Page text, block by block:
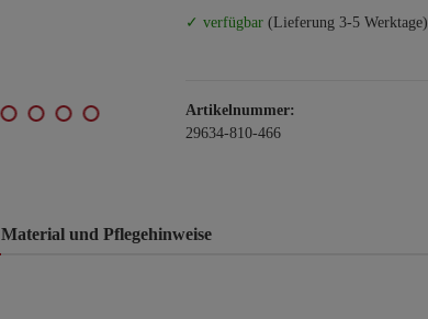
✓ verfügbar (Lieferung 3-5 Werktage)
Artikelnummer:
29634-810-466
Material und Pflegehinweise